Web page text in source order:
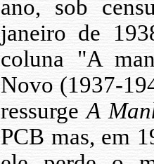
ano, sob
janeiro de
coluna "A
Novo (1937-
ressurgeA
PCB mas, em